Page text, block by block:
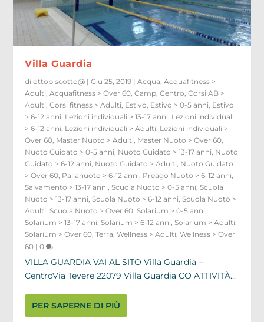
Villa Guardia
diottobiscotto@ |Giu 25, 2019 |Acqua ,Acquafitness >
Adulti ,Acquafitness > Over 60 ,Camp ,Centro ,Corsi AB >
Adulti ,Corsi fitness > Adulti Estivo Estivo > 0-5 anni Estivo
> 6-12 anni Lezioni individuali > 13-17 anni Lezioni individuali
> 6-12 anni Lezioni individuali > Adulti Lezioni individuali >
Over 60 Master Nuoto > Adulti Master Nuoto > Over 60
Nuoto Guidato > 0-5 anni Nuoto Guidato > 13-17 anni Nuoto
Guidato > 6-12 anni Nuoto Guidato > Adulti Nuoto Guidato
> Over 60 Pallanuoto > 6-12 anni Preago Nuoto > 6-12 anni
Salvamento > 13-17 anni ,Scuola Nuoto > 0-5 anni ,Scuola
Nuoto > 13-17 anni ,Scuola Nuoto > 6-12 anni ,Scuola Nuoto >
Adulti ,Scuola Nuoto > Over 60 ,Solarium > 0-5 anni
Solarium > 13-17 anni ,Solarium > 6-12 anni ,Solarium > Adulti
Solarium > Over 60 ,Terra ,Wellness > Adulti ,Wellness > Over
60 |0
VILLA GUARDIA VAI AL SITO Villa Guardia –
CentroVia Tevere 22079 Villa Guardia CO ATTIVITÀ...
PER SAPERNE DI PIÙ